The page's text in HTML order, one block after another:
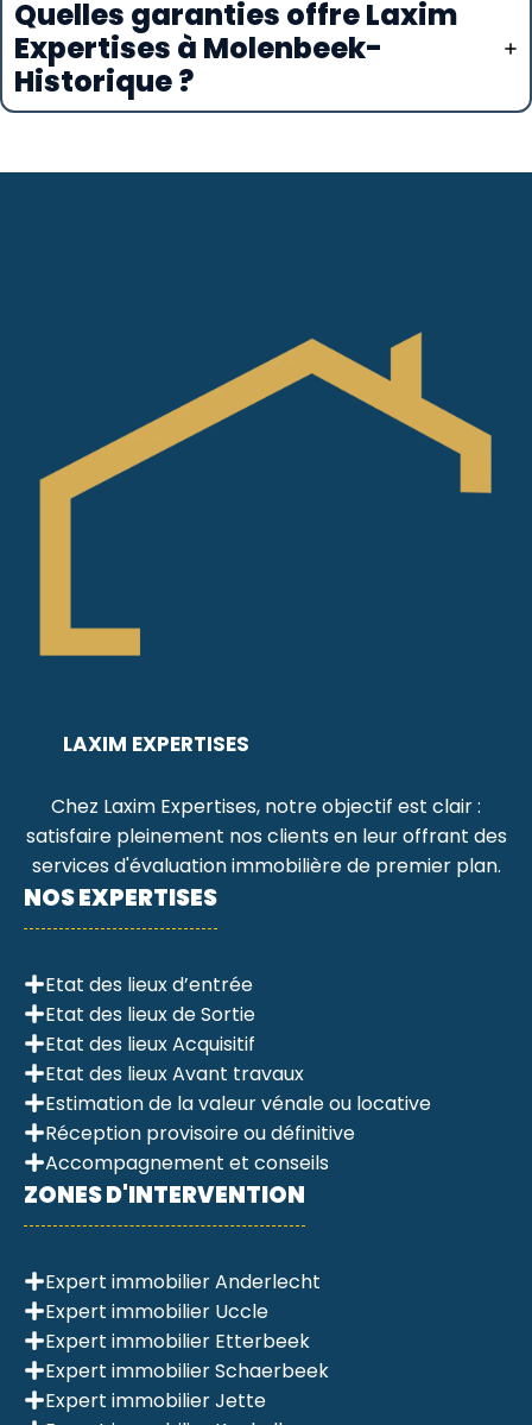
Quelles garanties offre Laxim
Expertises à Molenbeek-
Historique ?
LAXIM EXPERTISES
Chez Laxim Expertises, notre objectif est clair :
satisfaire pleinement nos clients en leur offrant des
services d'évaluation immobilière de premier plan.
NOS EXPERTISES
Etat des lieux d’entrée
Etat des lieux de Sortie
Etat des lieux Acquisitif
Etat des lieux Avant travaux
Estimation de la valeur vénale ou locative
Réception provisoire ou définitive
Accompagnement et conseils
ZONES D'INTERVENTION
Expert immobilier Anderlecht
Expert immobilier Uccle
Expert immobilier Etterbeek
Expert immobilier Schaerbeek
Expert immobilier Jette